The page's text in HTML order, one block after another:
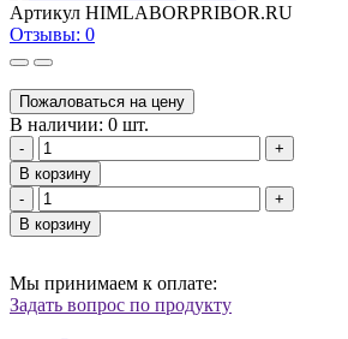
Артикул HIMLABORPRIBOR.RU
Отзывы: 0
Пожаловаться на цену
В наличии: 0 шт.
-
+
В корзину
-
+
В корзину
Мы принимаем к оплате:
Задать вопрос по продукту